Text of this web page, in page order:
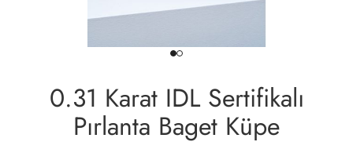
0.31 Karat IDL Sertifikalı
Pırlanta Baget Küpe